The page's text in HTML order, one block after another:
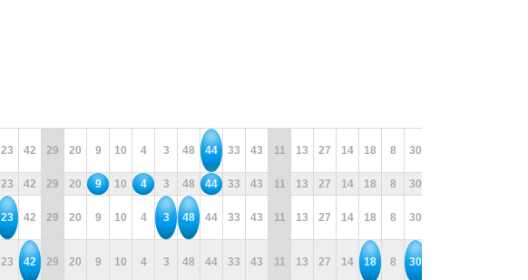
23 42 29 20 9 10 4 3 48 44 33 43 11 13 27 14 18 8 30
23 42 29 20 9 10 4 3 48 44 33 43 11 13 27 14 18 8 30
23 42 29 20 9 10 4 3 48 44 33 43 11 13 27 14 18 8 30
23 42 29 20 9 10 4 3 48 44 33 43 11 13 27 14 18 8 30